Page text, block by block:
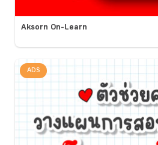
Aksorn On-Learn
ADS